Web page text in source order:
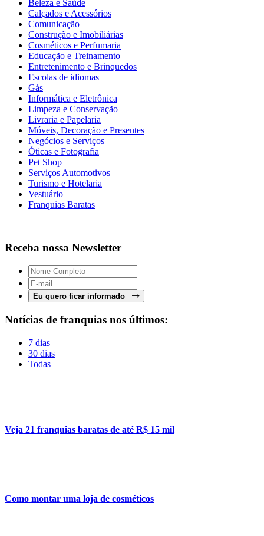
Beleza e Saúde
Calçados e Acessórios
Comunicação
Construção e Imobiliárias
Cosméticos e Perfumaria
Educação e Treinamento
Entretenimento e Brinquedos
Escolas de idiomas
Gás
Informática e Eletrônica
Limpeza e Conservação
Livraria e Papelaria
Móveis, Decoração e Presentes
Negócios e Serviços
Óticas e Fotografia
Pet Shop
Serviços Automotivos
Turismo e Hotelaria
Vestuário
Franquias Baratas
Receba nossa Newsletter
Eu quero ficar informado
Notícias de franquias nos últimos:
7 dias
30 dias
Todas
Veja 21 franquias baratas de até R$ 15 mil
Como montar uma loja de cosméticos